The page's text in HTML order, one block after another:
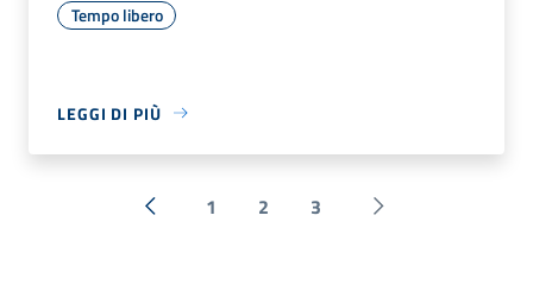
Tempo libero
LEGGI DI PIÙ
« Precedente
1 2 3 Successiva »